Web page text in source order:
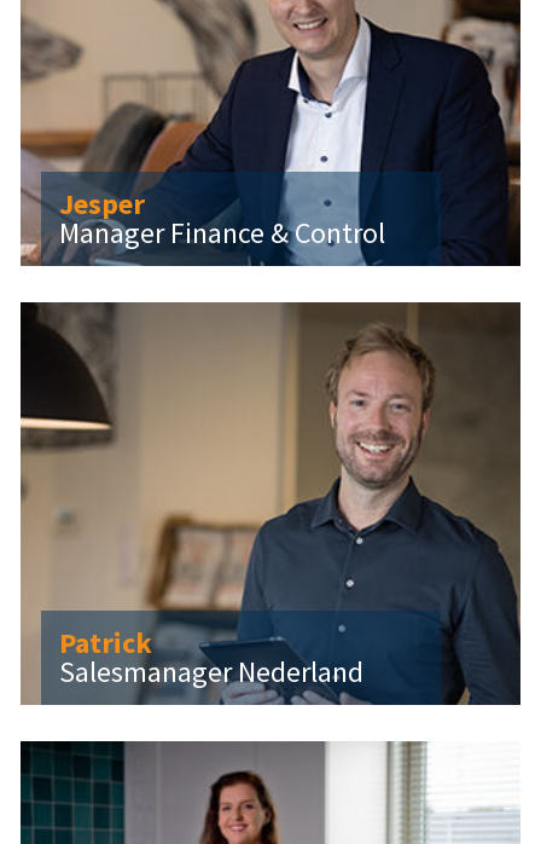
Jesper
Manager Finance & Control
Patrick
Salesmanager Nederland